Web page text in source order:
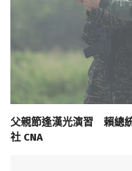
父親節逢漢光演習 賴總
社 CNA